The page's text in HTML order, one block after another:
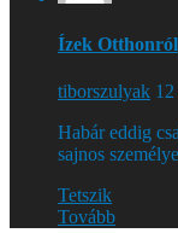
Ízek Otthonról
tiborszulyak 12
Habár eddig
sajnos
Tetszik
Tovább